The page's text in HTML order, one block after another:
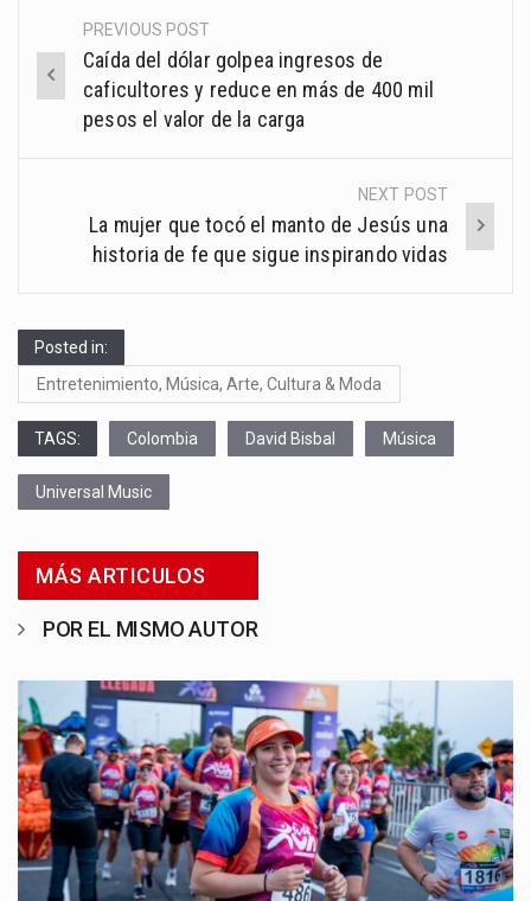
Post
navigation
PREVIOUS POST
Caída del dólar golpea ingresos de
caficultores y reduce en más de 400 mil
pesos el valor de la carga
NEXT POST
La mujer que tocó el manto de Jesús una
historia de fe que sigue inspirando vidas
Posted in:
Entretenimiento, Música, Arte, Cultura & Moda
TAGS: Colombia David Bisbal Música
Universal Music
MÁS ARTICULOS
POR EL MISMO AUTOR